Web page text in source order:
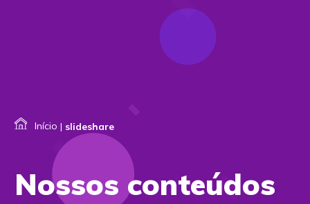
Início | slideshare
Nossos conteúdos